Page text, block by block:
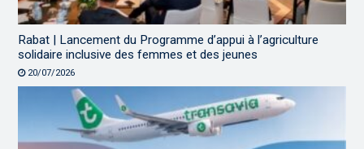
Rabat | Lancement du Programme d’appui à l’agriculture
solidaire inclusive des femmes et des jeunes
20/07/2026